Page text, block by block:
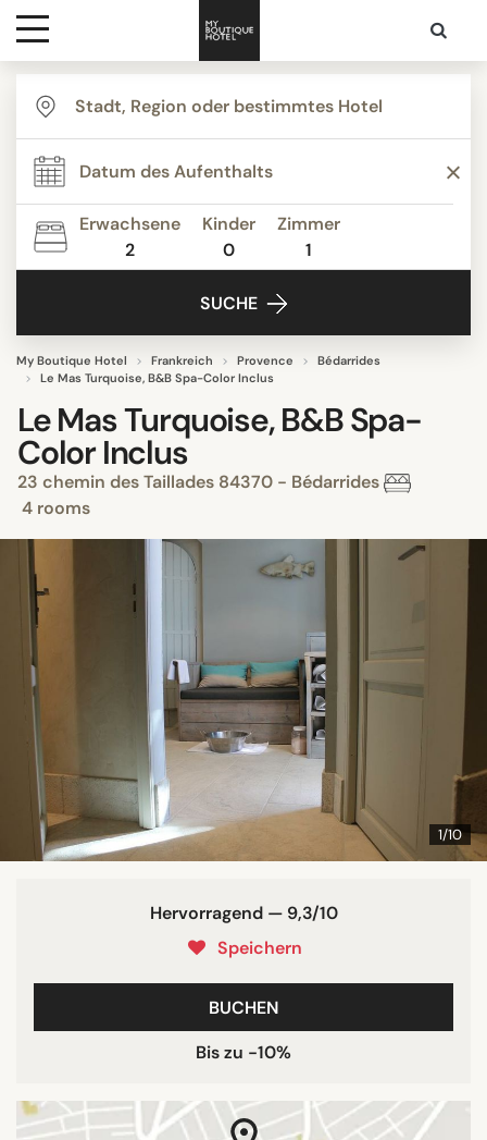
Ziele
Hotelarten
Kontakt
Erwachsene
2
Kinder
0
Zimmer
1
SUCHE
My Boutique Hotel Frankreich Provence
Bédarrides
Le Mas Turquoise, B&B Spa-Color Inclus
Le Mas Turquoise, B&B Spa-
Color Inclus
23 chemin des Taillades 84370 - Bédarrides
4 rooms
1/10
Hervorragend — 9,3/10
Speichern
BUCHEN
Bis zu -10%